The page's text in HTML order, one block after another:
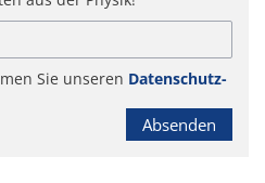
Sie unseren Datenschutz-
Absenden